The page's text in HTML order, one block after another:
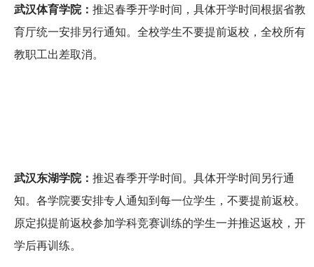
武汉体育学院： 推迟春季开学时间，具体开学时间根据省教
育厅统一安排另行通知。全校学生不要提前返校，全校所有
教职工出差取消。
武汉东湖学院： 推迟春季开学时间。具体开学时间另行通
知。各学院要安排专人通知到每一位学生，不要提前返校。
原定拟提前返校参加学科竞赛训练的学生一并推迟返校，开
学后再训练。